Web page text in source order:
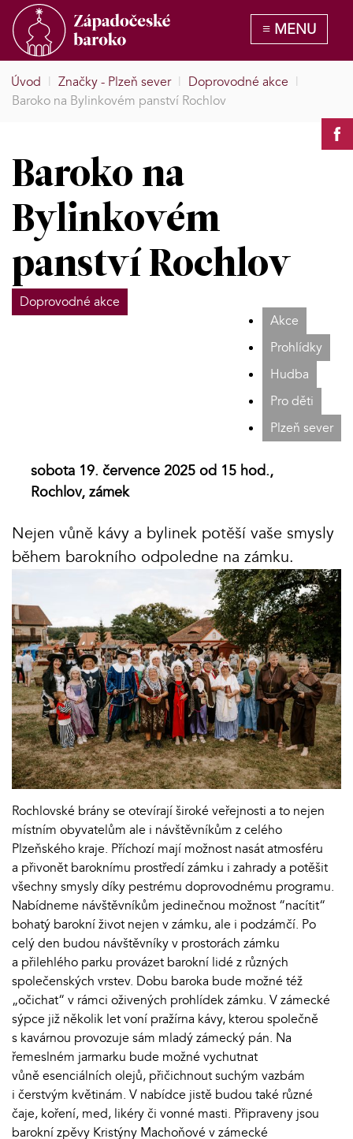
Úvod | Značky - Plzeň sever | Doprovodné akce |
Baroko na Bylinkovém panství Rochlov
Baroko na
Bylinkovém
panství Rochlov
Doprovodné akce
Akce
Prohlídky
Hudba
Pro děti
Plzeň sever
sobota 19. července 2025 od 15 hod.,
Rochlov, zámek
Nejen vůně kávy a bylinek potěší vaše smysly
během barokního odpoledne na zámku.
Rochlovské brány se otevírají široké veřejnosti a to nejen
místním obyvatelům ale i návštěvníkům z celého
Plzeňského kraje. Příchozí mají možnost nasát atmosféru
a přivonět baroknímu prostředí zámku i zahrady a potěšit
všechny smysly díky pestrému doprovodnému programu.
Nabídneme návštěvníkům jedinečnou možnost “nacítit“
bohatý barokní život nejen v zámku, ale i podzámčí. Po
celý den budou návštěvníky v prostorách zámku
a přilehlého parku provázet barokní lidé z různých
společenských vrstev. Dobu baroka bude možné též
„očichat“ v rámci oživených prohlídek zámku. V zámecké
sýpce již několik let voní pražírna kávy, kterou společně
s kavárnou provozuje sám mladý zámecký pán. Na
řemeslném jarmarku bude možné vychutnat
vůně esenciálních olejů, přičichnout suchým vazbám
i čerstvým květinám. V nabídce jistě budou také různé
čaje, koření, med, likéry či vonné masti. Připraveny jsou
barokní zpěvy Kristýny Machoňové v zámecké